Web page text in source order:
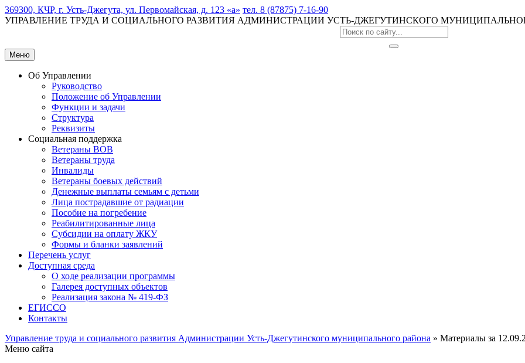
369300, КЧР, г. Усть-Джегута, ул. Первомайская, д. 123 «а» тел. 8 (87875) 7-16-90
УПРАВЛЕНИЕ ТРУДА И СОЦИАЛЬНОГО РАЗВИТИЯ АДМИНИСТРАЦИИ УСТЬ-ДЖЕГУТИНСКОГО
Меню
Об Управлении
Руководство
Положение об Управлении
Функции и задачи
Структура
Реквизиты
Социальная поддержка
Ветераны ВОВ
Ветераны труда
Инвалиды
Ветераны боевых действий
Денежные выплаты семьям с детьми
Лица пострадавшие от радиации
Пособие на погребение
Реабилитированные лица
Субсидии на оплату ЖКУ
Формы и бланки заявлений
Перечень услуг
Доступная среда
О ходе реализации программы
Галерея доступных объектов
Реализация закона № 419-ФЗ
ЕГИСCО
Контакты
Управление труда и социального развития Администрации Усть-Джегутинского муниципального района » Материалы за
Меню сайта